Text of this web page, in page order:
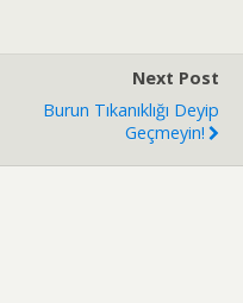
Next Post
Burun Tıkanıklığı Deyip
Geçmeyin!